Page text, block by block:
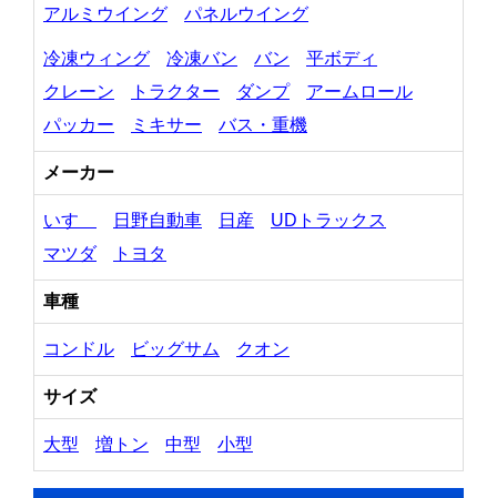
アルミウイング パネルウイング
冷凍ウィング 冷凍バン バン
平ボディ
クレーン
トラクター ダンプ
アームロール
パッカー
ミキサー バス・重機
メーカー
いすゞ 日野自動車 日産
UDトラックス
マツダ
トヨタ
車種
コンドル ビッグサム クオン
サイズ
大型 増トン 中型 小型